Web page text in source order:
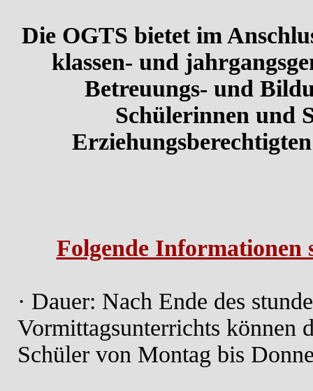
Die OGTS bietet im
klassen- und
Betreuungs- und
Schülerinnen und
Folgende
· Dauer: Nach Ende des
Vormittagsunterrichts können
Schüler von Montag bis